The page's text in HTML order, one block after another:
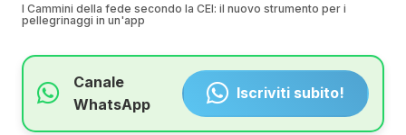
I Cammini della fede secondo la CEI: il nuovo strumento per i
pellegrinaggi in un'app
Canale
WhatsApp
Iscriviti subito!